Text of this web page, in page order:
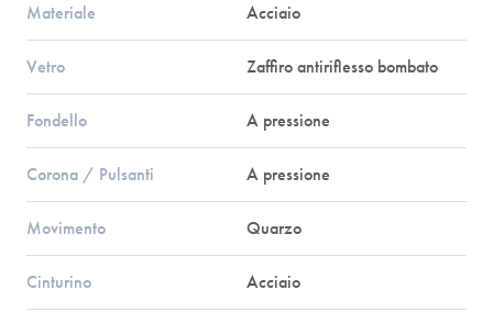
Materiale Acciaio
Vetro Zaffiro antiriflesso bombato
Fondello A pressione
Corona / Pulsanti A pressione
Movimento Quarzo
Cinturino Acciaio